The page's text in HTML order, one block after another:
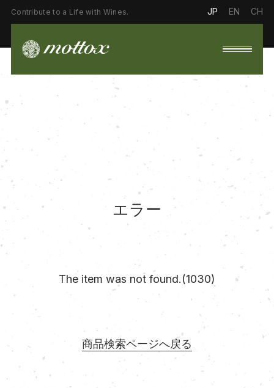
Contribute to a Life with Wines. JP EN CH
エラー
The item was not found.(1030)
商品検索ページへ戻る